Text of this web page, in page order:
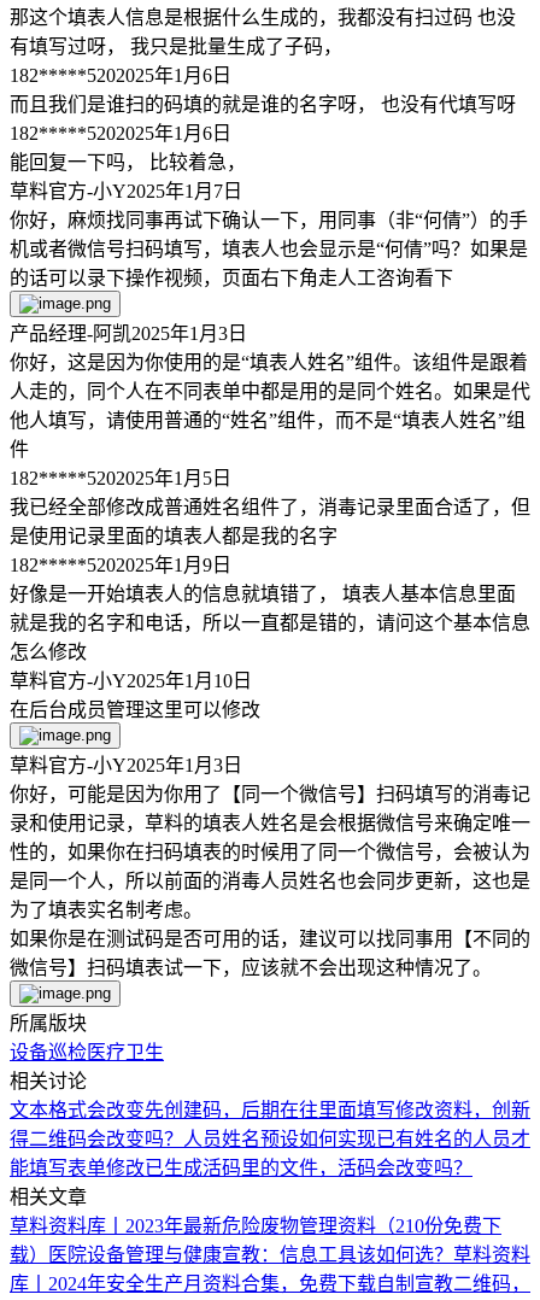
那这个填表人信息是根据什么生成的，我都没有扫过码 也没
有填写过呀， 我只是批量生成了子码，
182*****5202025年1月6日
而且我们是谁扫的码填的就是谁的名字呀， 也没有代填写呀
182*****5202025年1月6日
能回复一下吗， 比较着急，
草料官方-小Y2025年1月7日
你好，麻烦找同事再试下确认一下，用同事（非“何倩”）的手
机或者微信号扫码填写，填表人也会显示是“何倩”吗？如果是
的话可以录下操作视频，页面右下角走人工咨询看下
产品经理-阿凯2025年1月3日
你好，这是因为你使用的是“填表人姓名”组件。该组件是跟着
人走的，同个人在不同表单中都是用的是同个姓名。如果是代
他人填写，请使用普通的“姓名”组件，而不是“填表人姓名”组
件
182*****5202025年1月5日
我已经全部修改成普通姓名组件了，消毒记录里面合适了，但
是使用记录里面的填表人都是我的名字
182*****5202025年1月9日
好像是一开始填表人的信息就填错了， 填表人基本信息里面
就是我的名字和电话，所以一直都是错的，请问这个基本信息
怎么修改
草料官方-小Y2025年1月10日
在后台成员管理这里可以修改
草料官方-小Y2025年1月3日
你好，可能是因为你用了【同一个微信号】扫码填写的消毒记
录和使用记录，草料的填表人姓名是会根据微信号来确定唯一
性的，如果你在扫码填表的时候用了同一个微信号，会被认为
是同一个人，所以前面的消毒人员姓名也会同步更新，这也是
为了填表实名制考虑。
如果你是在测试码是否可用的话，建议可以找同事用【不同的
微信号】扫码填表试一下，应该就不会出现这种情况了。
所属版块
设备巡检医疗卫生
相关讨论
文本格式会改变先创建码，后期在往里面填写修改资料，创新
得二维码会改变吗？ 人员姓名预设如何实现已有姓名的人员才
能填写表单修改已生成活码里的文件，活码会改变吗？
相关文章
草料资料库丨2023年最新危险废物管理资料（210份免费下
载）
医院设备管理与健康宣教：信息工具该如何选？ 草料资料
库丨2024年安全生产月资料合集，免费下载自制宣教二维码，